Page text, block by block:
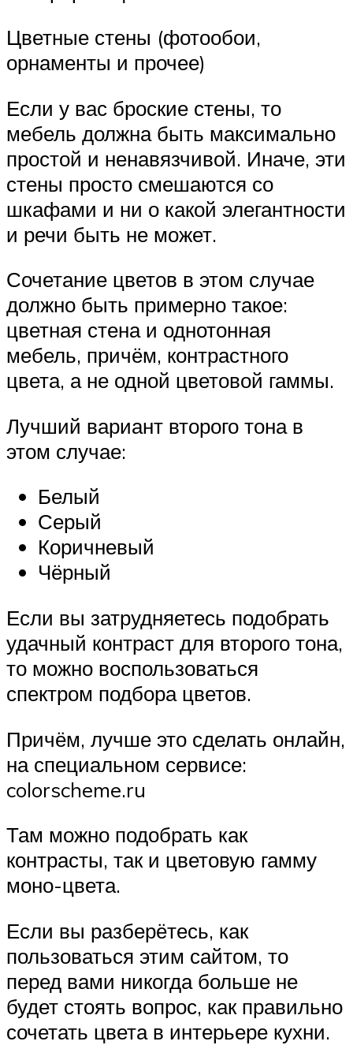
Цветные стены (фотообои,
орнаменты и прочее)
Если у вас броские стены, то
мебель должна быть максимально
простой и ненавязчивой. Иначе, эти
стены просто смешаются со
шкафами и ни о какой элегантности
и речи быть не может.
Сочетание цветов в этом случае
должно быть примерно такое:
цветная стена и однотонная
мебель, причём, контрастного
цвета, а не одной цветовой гаммы.
Лучший вариант второго тона в
этом случае:
Белый
Серый
Коричневый
Чёрный
Если вы затрудняетесь подобрать
удачный контраст для второго тона,
то можно воспользоваться
спектром подбора цветов.
Причём, лучше это сделать онлайн,
на специальном сервисе:
colorscheme.ru
Там можно подобрать как
контрасты, так и цветовую гамму
моно-цвета.
Если вы разберётесь, как
пользоваться этим сайтом, то
перед вами никогда больше не
будет стоять вопрос, как правильно
сочетать цвета в интерьере кухни.